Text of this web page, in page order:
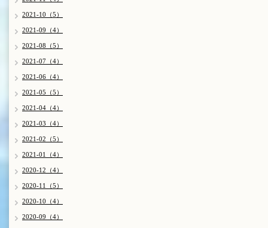
2021-10（5）
2021-09（4）
2021-08（5）
2021-07（4）
2021-06（4）
2021-05（5）
2021-04（4）
2021-03（4）
2021-02（5）
2021-01（4）
2020-12（4）
2020-11（5）
2020-10（4）
2020-09（4）